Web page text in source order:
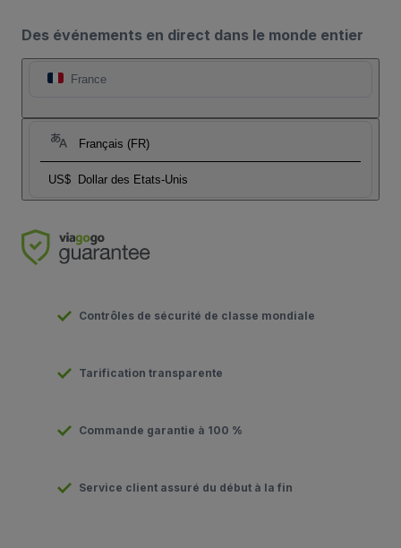
Des événements en direct dans le monde entier
France
Français (FR)
US$ Dollar des Etats-Unis
Contrôles de sécurité de classe mondiale
Tarification transparente
Commande garantie à 100 %
Service client assuré du début à la fin